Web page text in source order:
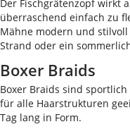
Der Fischgrätenzopf wirkt
überraschend einfach zu
Mähne modern und
Strand oder ein
Boxer Braids
Boxer Braids sind
für alle Haarstrukturen
Tag lang in Form.